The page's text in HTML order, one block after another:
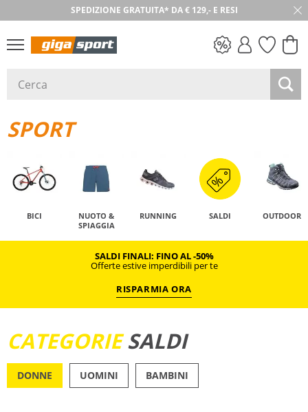
SPEDIZIONE GRATUITA* DA € 129,- E RESI
SPORT
BICI
NUOTO &
SPIAGGIA
RUNNING SALDI OUTDOOR
SALDI FINALI: FINO AL -50%
Offerte estive imperdibili per te
RISPARMIA ORA
CATEGORIESALDI
DONNE UOMINI BAMBINI